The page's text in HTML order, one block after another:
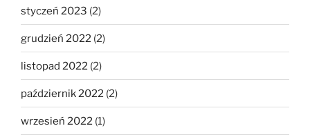
styczeń 2023 (2)
grudzień 2022 (2)
listopad 2022 (2)
październik 2022 (2)
wrzesień 2022 (1)